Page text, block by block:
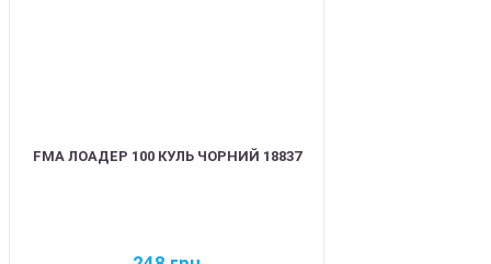
FMA ЛОАДЕР 100 КУЛЬ ЧОРНИЙ 18837